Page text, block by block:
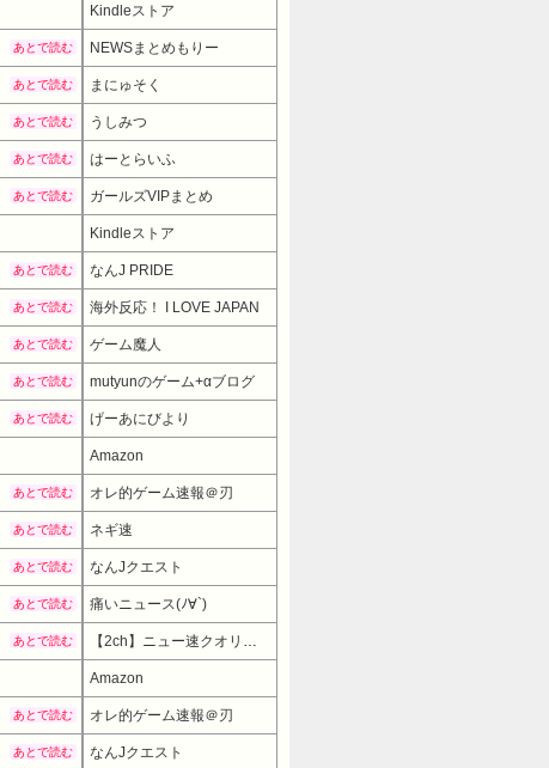
Kindleストア
あとで読む NEWSまとめもりー
あとで読む まにゅそく
あとで読む うしみつ
あとで読む はーとらいふ
あとで読む ガールズVIPまとめ
Kindleストア
あとで読む なんJ PRIDE
あとで読む 海外反応！ I LOVE JAPAN
あとで読む ゲーム魔人
あとで読む mutyunのゲーム+αブログ
あとで読む げーあにびより
Amazon
あとで読む オレ的ゲーム速報＠刃
あとで読む ネギ速
あとで読む なんJクエスト
あとで読む 痛いニュース(ﾉ∀`)
あとで読む 【2ch】ニュー速クオリティ
Amazon
あとで読む オレ的ゲーム速報＠刃
あとで読む なんJクエスト